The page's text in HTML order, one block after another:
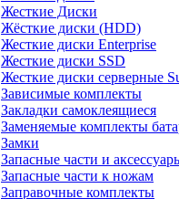
Жесткие Диски
Жёсткие диски (HDD)
Жесткие диски Enterprise
Жесткие диски SSD
Жесткие диски серверные
Зависимые комплекты
Закладки самоклеящиеся
Заменяемые комплекты
Замки
Запасные части и
Запасные части к ножам
Заправочные комплекты